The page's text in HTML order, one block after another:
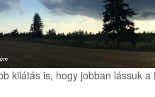
kilátás is, hogy jobban lássuk